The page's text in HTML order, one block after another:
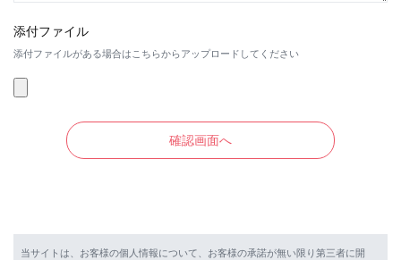
添付ファイル
添付ファイルがある場合はこちらからアップロードしてください
当サイトは、お客様の個人情報について、お客様の承諾が無い限り第三者に開